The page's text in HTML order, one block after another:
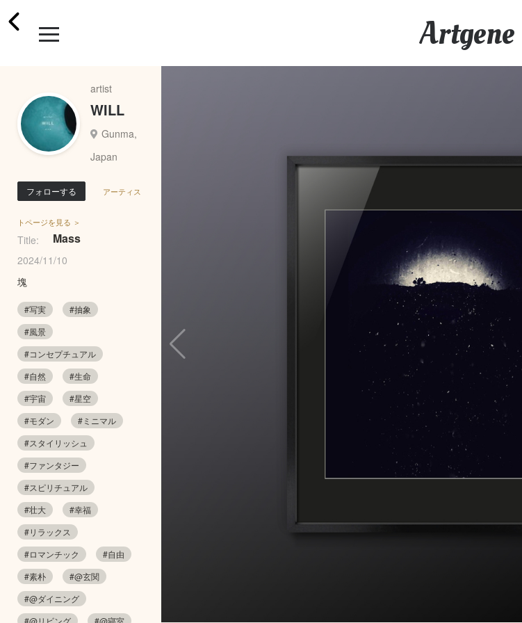
Artgene
artist
WILL
Gunma,
Japan
フォローする アーティス
トページを見る ＞
Title: Mass
2024/11/10
塊
#写実
#抽象
#風景
#コンセプチュアル
#自然
#生命
#宇宙
#星空
#モダン
#ミニマル
#スタイリッシュ
#ファンタジー
#スピリチュアル
#壮大
#幸福
#リラックス
#ロマンチック
#自由
#素朴
#@玄関
#@ダイニング
#@リビング
#@寝室